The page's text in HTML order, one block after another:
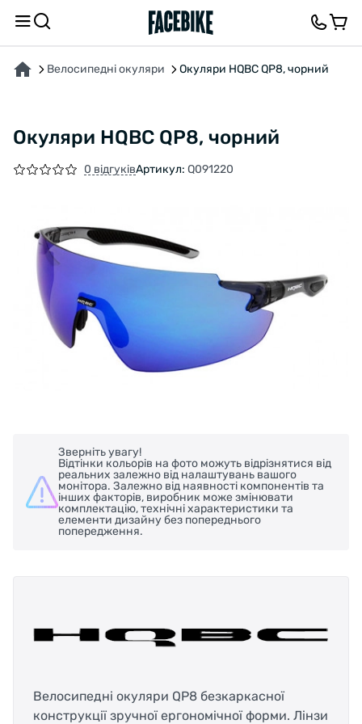
Велосипедні окуляри Окуляри HQBC QP8, чорний
Окуляри HQBC QP8, чорний
0 відгуківАртикул: Q091220
Зверніть увагу!
Відтінки кольорів на фото можуть відрізнятися від
реальних залежно від налаштувань вашого
монітора. Залежно від наявності компонентів та
інших факторів, виробник може змінювати
комплектацію, технічні характеристики та
елементи дизайну без попереднього
попередження.
Велосипедні окуляри QP8 безкаркасної
конструкції зручної ергономічної форми. Лінзи
ПРО ТОВАР ХАРАКТЕРИСТИКИОПИС ВІДГУКИ ТА ЗАПИТАННЯ